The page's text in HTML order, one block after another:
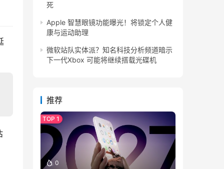
死
Apple 智慧眼镜功能曝光！将锁定个人健
康与运动助理
微软站队实体派？知名科技分析频道暗示
下一代Xbox 可能将继续搭载光碟机
推荐
0